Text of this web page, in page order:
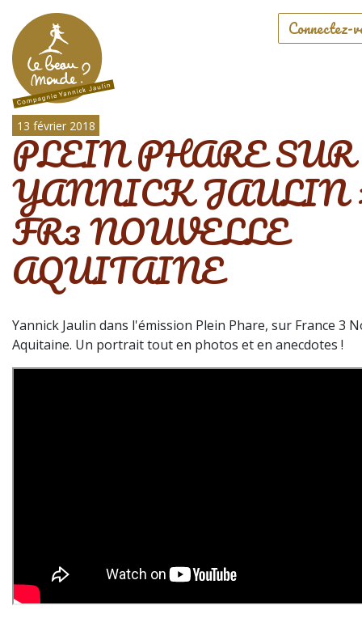
Connectez-
13 février 2018
PLEIN PHARE SUR
YANNICK JAULIN
FR3 NOUVELLE
AQUITAINE
Yannick Jaulin dans l'émission Plein Phare, sur France 3
Aquitaine. Un portrait tout en photos et en anecdotes !